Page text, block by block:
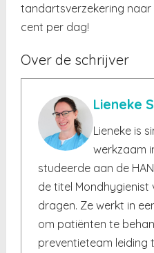
tandartsverzekering naar
cent per dag!
Over de schrijver
Lieneke
Lieneke is
werkzaam
studeerde aan de
de titel
dragen. Ze werkt in
om patiënten te
preventieteam leiding